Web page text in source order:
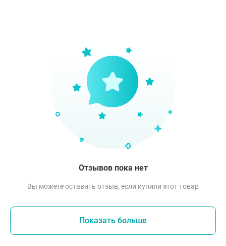
Отзывов пока нет
Вы можете оставить отзыв, если купили этот товар
Показать больше